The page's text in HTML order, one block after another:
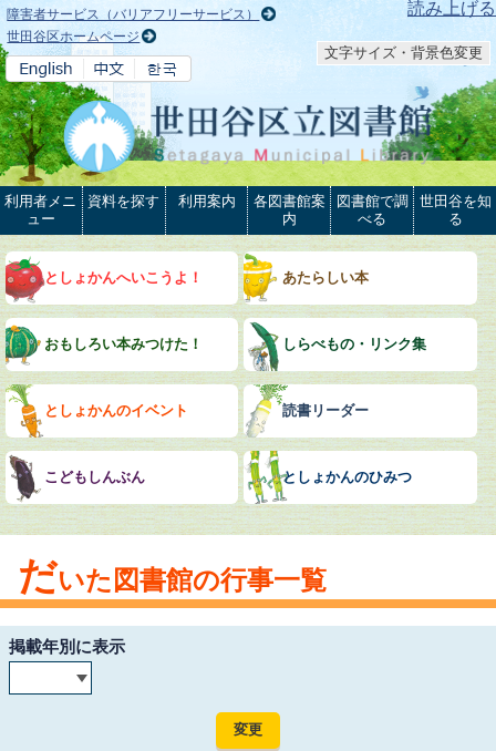
本文へ 読み上げる
障害者サービス（バリアフリーサービス）
世田谷区ホームページ
文字サイズ・背景色変更
利用者メニ
ュー
資料を探す 利用案内
各図書館案
内
図書館で調
べる
世田谷を知
る
だいた図書館の行事一覧
掲載年別に表示
としょかんへいこうよ！ あたらしい本
おもしろい本みつけた！ しらべもの・リンク集
としょかんのイベント 読書リーダー
こどもしんぶん としょかんのひみつ